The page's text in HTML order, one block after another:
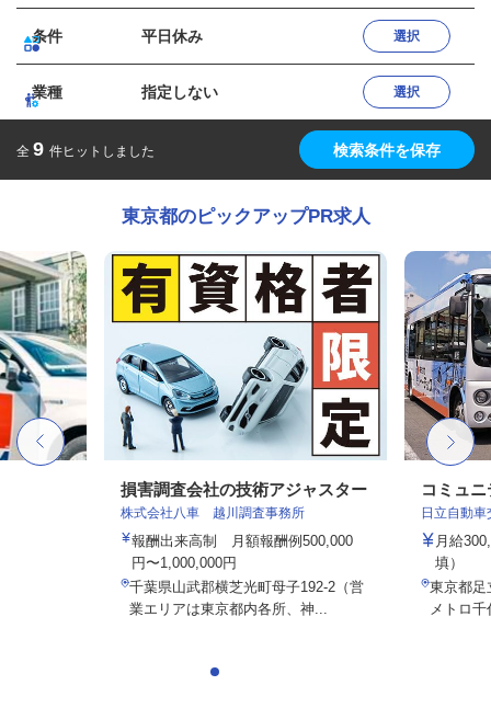
条件 平日休み 選択
業種 指定しない 選択
全 9 件ヒットしました 検索条件を保存
東京都のピックアップPR求人
損害調査会社の技術アジャスター
株式会社八車 越川調査事務所
報酬出来高制 月額報酬例500,000
円〜1,000,000円
千葉県山武郡横芝光町母子192-2（営
業エリアは東京都内各所、神...
コミュ
日立自動
月給
填）
東京都足
メトロ